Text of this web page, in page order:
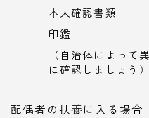
本人確認書類
印鑑
（自治体によって
に確認しましょう）
配偶者の扶養に入る場合